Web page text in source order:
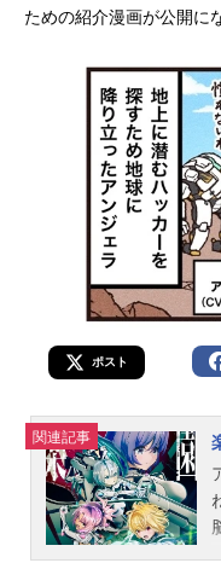
ための紹介漫画が公開に
ポスト
関連記事